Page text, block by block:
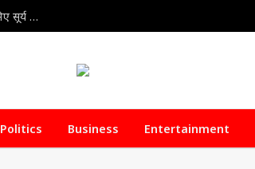
August Eclipse 2026 : अगस्त में लगेंगे दो ग्रहण, क्या भारत पर पड़ेगा असर? जानिए सूर्य और चंद्र ग्रहण की पूरी जानकारी
Politics Business Entertainment